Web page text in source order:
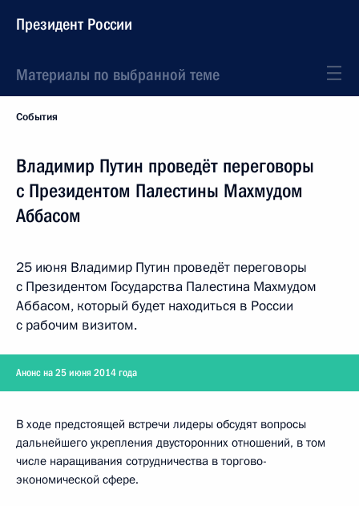
Президент России
Материалы по выбранной теме
События
Владимир Путин проведёт переговоры
с Президентом Палестины Махмудом
Аббасом
25 июня Владимир Путин проведёт переговоры
с Президентом Государства Палестина Махмудом
Аббасом, который будет находиться в России
с рабочим визитом.
Анонс на 25 июня 2014 года
В ходе предстоящей встречи лидеры обсудят вопросы
дальнейшего укрепления двусторонних отношений, в том
числе наращивания сотрудничества в торгово-
экономической сфере.